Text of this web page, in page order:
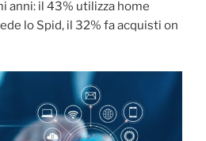
anni: il 43% utilizza home
lo Spid, il 32% fa acquisti on